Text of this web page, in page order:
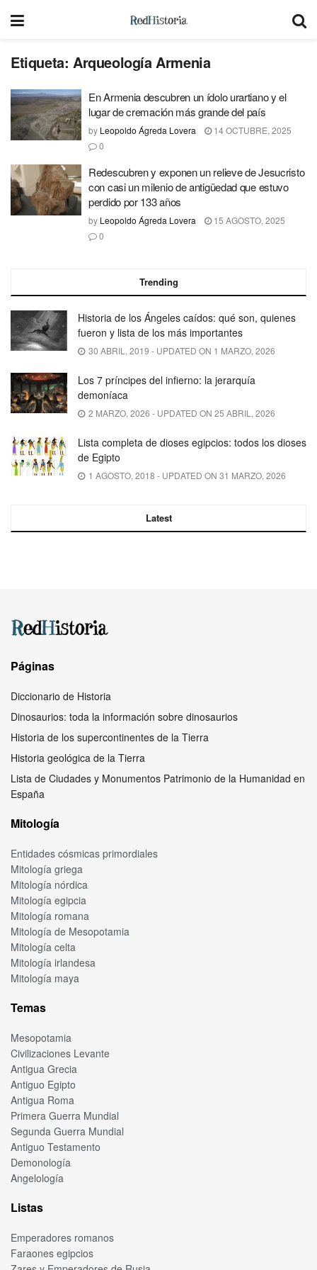
Etiqueta: Arqueología Armenia
En Armenia descubren un ídolo urartiano y el
lugar de cremación más grande del país
by Leopoldo Ágreda Lovera
14 OCTUBRE, 2025
0
Redescubren y exponen un relieve de Jesucristo
con casi un milenio de antigüedad que estuvo
perdido por 133 años
by Leopoldo Ágreda Lovera
15 AGOSTO, 2025
0
Trending
Historia de los Ángeles caídos: qué son, quienes
fueron y lista de los más importantes
30 ABRIL, 2019 - UPDATED ON 1 MARZO, 2026
Los 7 príncipes del infierno: la jerarquía
demoníaca
2 MARZO, 2026 - UPDATED ON 25 ABRIL, 2026
Lista completa de dioses egipcios: todos los dioses
de Egipto
1 AGOSTO, 2018 - UPDATED ON 31 MARZO, 2026
Latest
Páginas
Diccionario de Historia
Dinosaurios: toda la información sobre dinosaurios
Historia de los supercontinentes de la Tierra
Historia geológica de la Tierra
Lista de Ciudades y Monumentos Patrimonio de la Humanidad en
España
Mitología
Entidades cósmicas primordiales
Mitología griega
Mitología nórdica
Mitología egipcia
Mitología romana
Mitología de Mesopotamia
Mitología celta
Mitología irlandesa
Mitología maya
Temas
Mesopotamia
Civilizaciones Levante
Antigua Grecia
Antiguo Egipto
Antigua Roma
Primera Guerra Mundial
Segunda Guerra Mundial
Antiguo Testamento
Demonología
Angelología
Listas
Emperadores romanos
Faraones egipcios